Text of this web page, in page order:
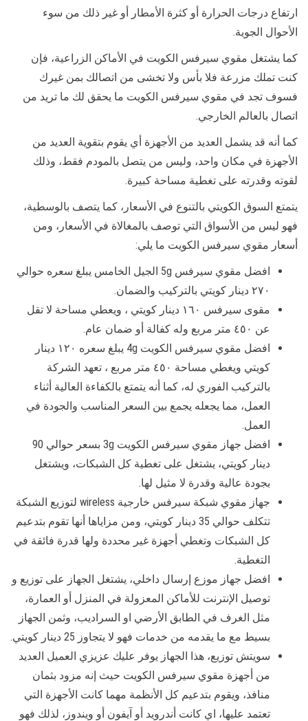
ارتفاع درجات الحرارة أو كثرة الأمطار أو غير ذلك من سوء
الأحوال الجوية.
كما يشتغل مقوي سيرفس الكويت في الأماكن الزراعية، فإن
كنت تملك مزرعة فلا بأس ولا تخشى من اتصالك بمن غيرك
فسوف تجد في مقوي سيرفس الكويت ما يحقق لك ما تريد من
اتصال بالعالم الخارجي.
كما أنه قد يشمل العديد من الأجهزة أي يقوم بتقوية العديد من
الأجهزة في مكان واحد، وليس من يتصل بالمودم فقط، وذلك
لقوته وقدرته على تغطية مساحة كبيرة.
يتمتع السوق الكويتي بالتنوع في الأسعار، كما يتصف بالوسطية،
فهو ليس من الأسواق التي توصف بالمغالاة في الأسعار، ومن
أسعار مقوي سيرفس الكويت ما يلي:
افضل مقوي سيرفس 5g الجيل الخامس يبلغ سعره حوالي
٢٧٠ دينار كويتي بالتركيب والضمان.
مقوى سيرفس ١٦٠ دينار كويتي ، ويعطي مساحة لا تقل
عن ٤٥٠ متر مربع وله كفالة أو ضمان عام.
افضل مقوي سيرفس الكويت 4g يبلغ سعره ١٢٠ دينار
كويتي ويغطي مساحة ٤٥٠ متر مربع ، تعهد الشركة
بالتركيب الفوري له، كما أنه يتمتع بالكفاءة العالية أثناء
العمل، مما يجعله يجمع بين السعر المناسب والجودة في
العمل.
افضل جهاز مقوي سيرفس الكويت 3g بسعر حوالي 90
دينار كويتي، يشتغل على تغطية كل الشبكات، ويشتغل
بجودة عالية وقدرة لا مثيل لها.
جهاز مقوي شبكة سيرفس خارجية wireless لتوزيع الشبكة
تتكلف حوالي 35 دينار كويتي، ومن مزاياها أنها تقوم بتدعيم
كل الشبكات وتغطي أجهزة غير محددة ولها قدرة فائقة في
التغطية.
افضل جهاز موزع إرسال داخلي، يشتغل الجهاز على توزيع و
توصيل الإنترنت للأماكن المعزولة في المنزل أو العمارة،
مثل الغرف في الطابق الأرضي او السراديب، وثمن الجهاز
بسيط مع ما يقدمه من خدمات فهو لا يتجاوز 25 دينار كويتي.
سويتش توزيع، هذا الجهاز يوفر عليك عزيزي العميل العديد
من أجهزة مقوي سيرفس الكويت حيث إنه مزود بثمان
منافذ، ويقوم بتدعيم كل الأنظمة مهما كانت الأجهزة التي
تعتمد عليها، اي كانت أندرويد أو آيفون أو ويندوز، لذلك فهو